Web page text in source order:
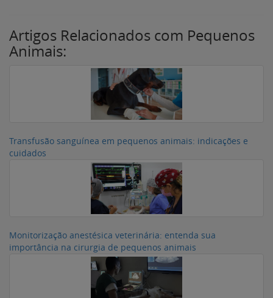
Artigos Relacionados com Pequenos
Animais:
Transfusão sanguínea em pequenos animais: indicações e
cuidados
Monitorização anestésica veterinária: entenda sua
importância na cirurgia de pequenos animais